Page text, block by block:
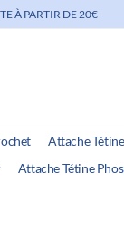
À PARTIR DE 20€
Attache
Attache Tétine